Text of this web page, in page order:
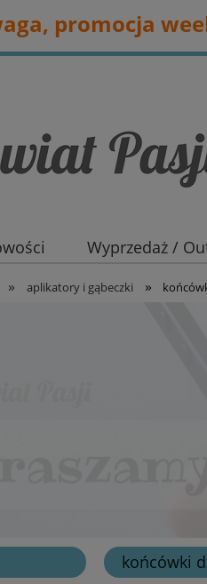
promocja
Wyprzedaż /
» aplikatory i gąbeczki »
końcówki